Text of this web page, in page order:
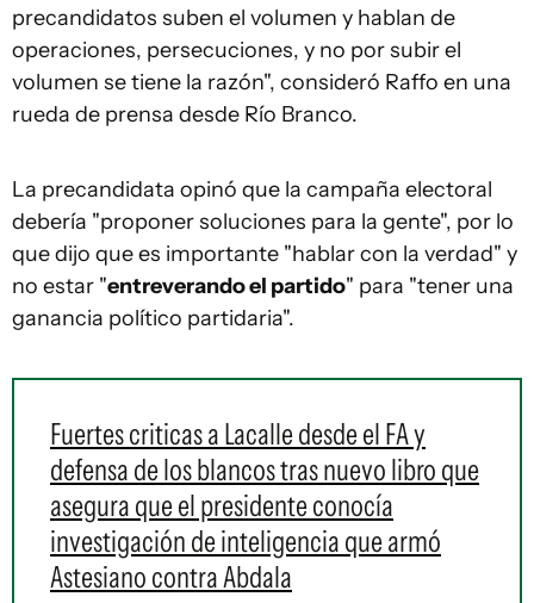
precandidatos suben el volumen y hablan de
operaciones, persecuciones, y no por subir el
volumen se tiene la razón", consideró Raffo en una
rueda de prensa desde Río Branco.
La precandidata opinó que la campaña electoral
debería "proponer soluciones para la gente", por lo
que dijo que es importante "hablar con la verdad" y
no estar "entreverando el partido" para "tener una
ganancia político partidaria".
Fuertes criticas a Lacalle desde el FA y
defensa de los blancos tras nuevo libro que
asegura que el presidente conocía
investigación de inteligencia que armó
Astesiano contra Abdala